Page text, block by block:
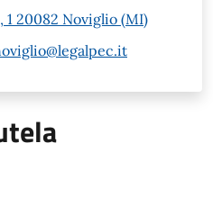
1 20082 Noviglio (MI)